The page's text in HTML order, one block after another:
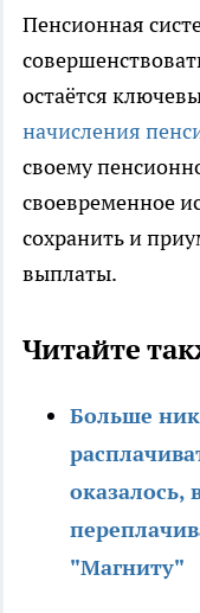
Пенсионная
остаётся
начисления
своему
своевременное
сохранить и
выплаты.
Читайте
Больше
оказалось,
"Магниту"